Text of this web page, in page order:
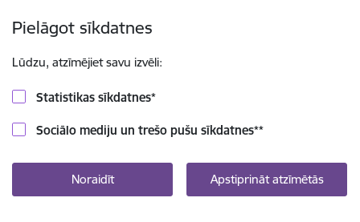
Pielāgot sīkdatnes
Lūdzu, atzīmējiet savu izvēli:
Statistikas sīkdatnes*
Sociālo mediju un trešo pušu sīkdatnes**
Noraidīt Apstiprināt atzīmētās